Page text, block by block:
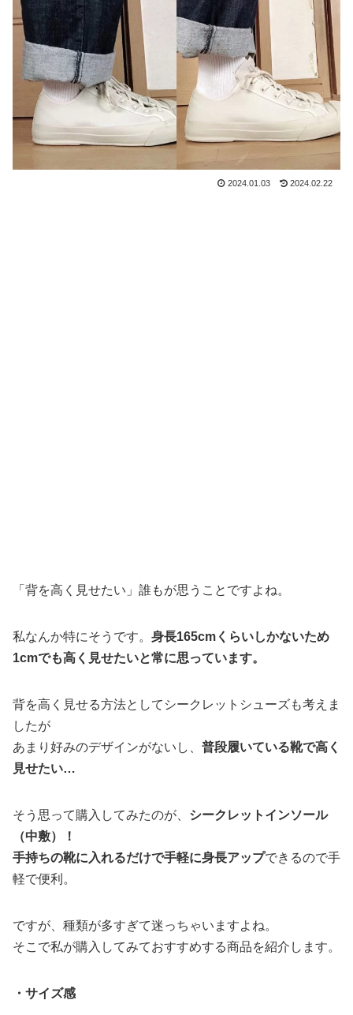
2024.01.03 2024.02.22
「背を高く見せたい」誰もが思うことですよね。
私なんか特にそうです。 身長165cmくらいしかないため
1cmでも高く見せたいと常に思っています。
背を高く見せる方法としてシークレットシューズも考えま
したが
あまり好みのデザインがないし、 普段履いている靴で高く
見せたい…
そう思って購入してみたのが、 シークレットインソール
（中敷）！
手持ちの靴に入れるだけで手軽に身長アップできるので手
軽で便利。
ですが、種類が多すぎて迷っちゃいますよね。
そこで私が購入してみておすすめする商品を紹介します。
・サイズ感